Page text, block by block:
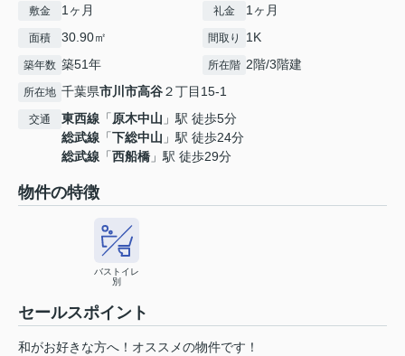
敷金 1ヶ月 礼金 1ヶ月
面積 30.90㎡ 間取り 1K
築年数 築51年 所在階 2階/3階建
所在地 千葉県市川市高谷２丁目15-1
交通 東西線 「原木中山 」駅 徒歩5分
総武線 「下総中山 」駅 徒歩24分
総武線 「西船橋 」駅 徒歩29分
物件の特徴
バストイレ
別
セールスポイント
和がお好きな方へ！オススメの物件です！